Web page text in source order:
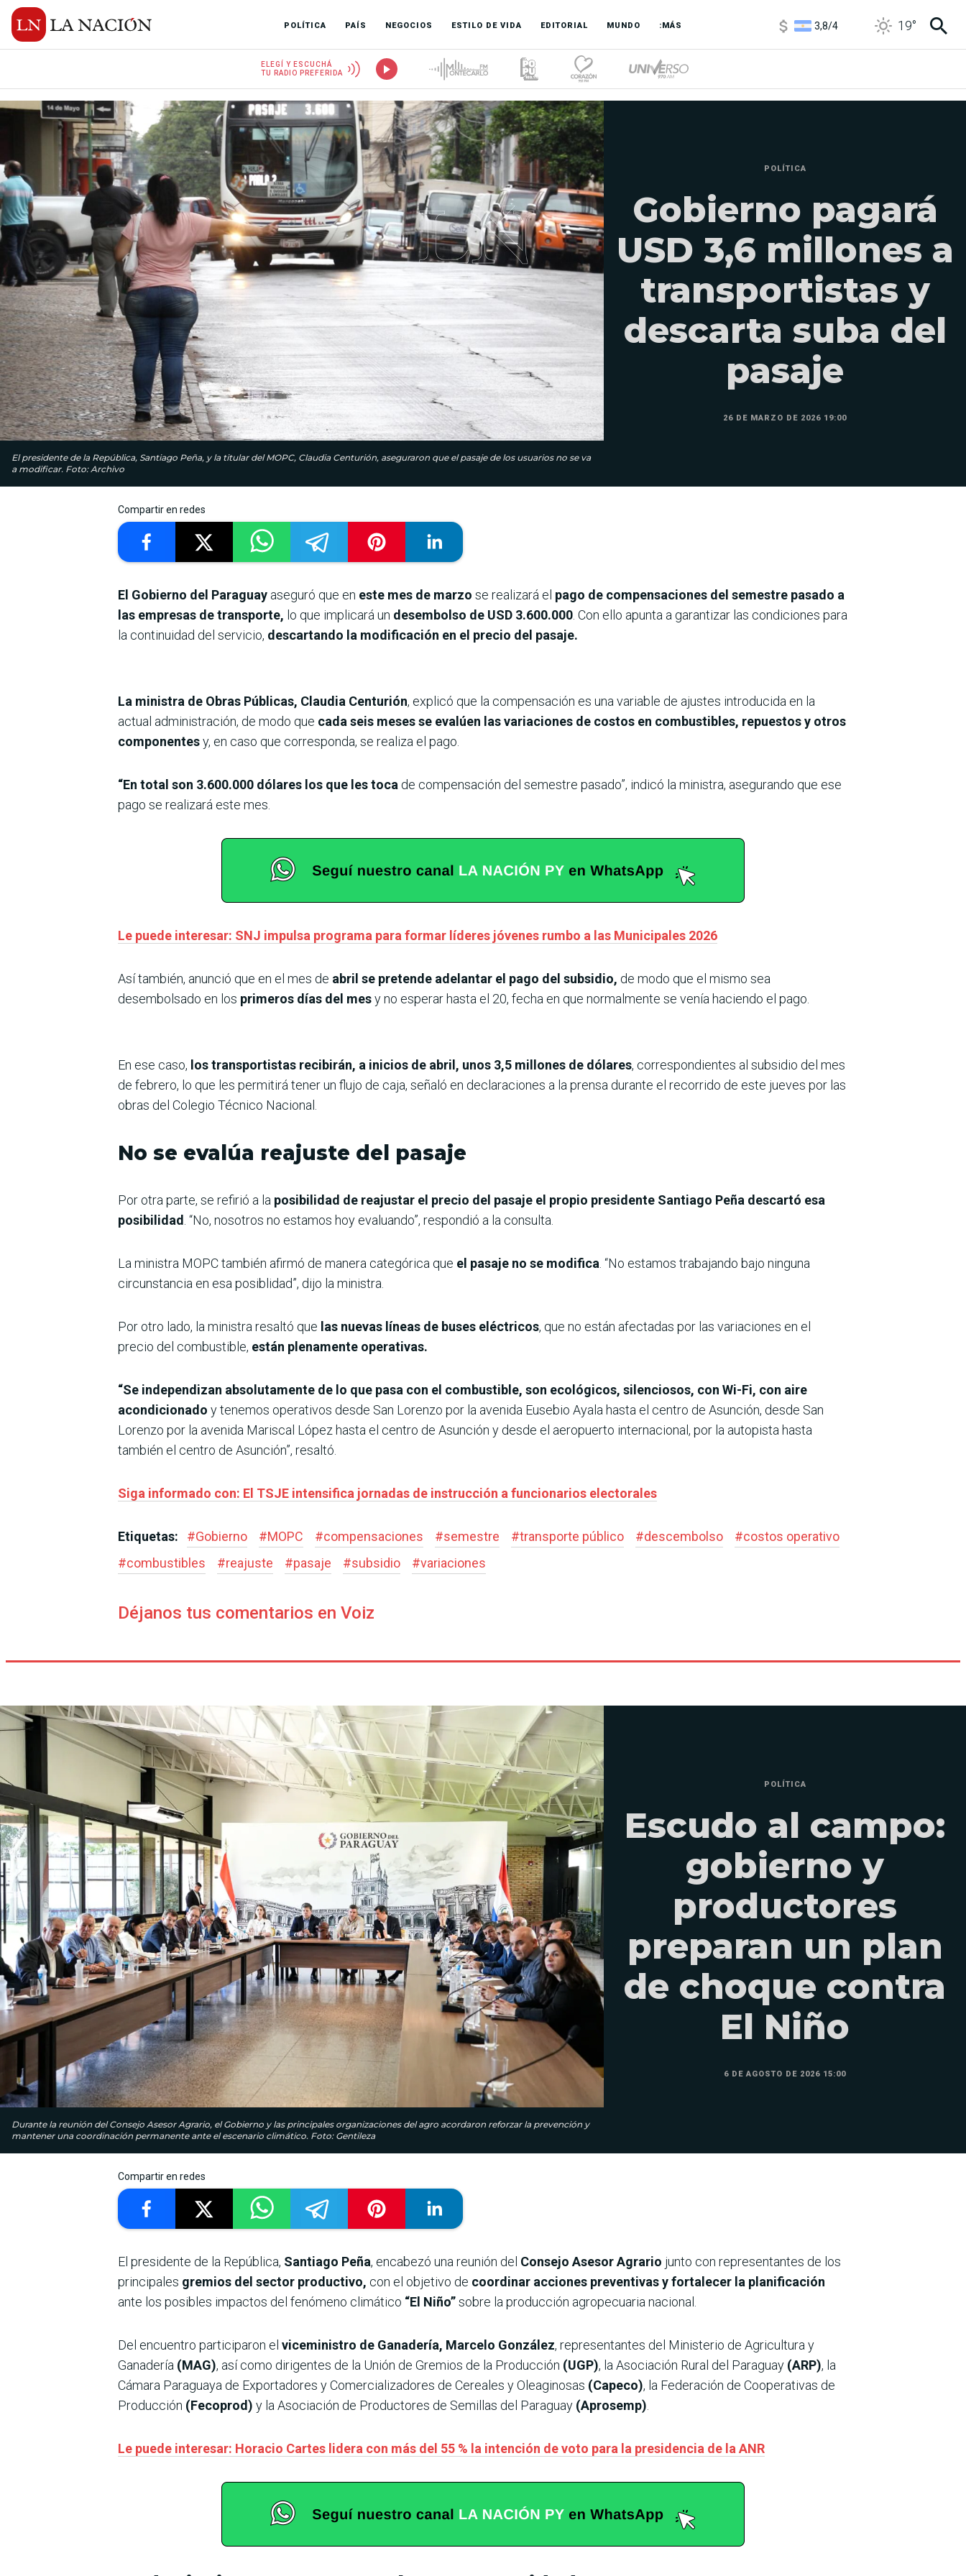
POLÍTICA PAÍS NEGOCIOS ESTILO DE VIDA EDITORIAL MUNDO :MÁS
6850/ 19°
ELEGÍ Y ESCUCHÁ
TU RADIO PREFERIDA
El presidente de la República, Santiago Peña, y la titular del MOPC, Claudia Centurión, aseguraron que el pasaje de los usuarios no se va
a modificar. Foto: Archivo
POLÍTICA
Gobierno pagará
USD 3,6 millones a
transportistas y
descarta suba del
pasaje
26 DE MARZO DE 2026 19:00
Compartir en redes
El Gobierno del Paraguay aseguró que en este mes de marzo se realizará el pago de compensaciones del semestre pasado a
las empresas de transporte, lo que implicará un desembolso de USD 3.600.000 . Con ello apunta a garantizar las condiciones para
la continuidad del servicio, descartando la modificación en el precio del pasaje.
La ministra de Obras Públicas, Claudia Centurión, explicó que la compensación es una variable de ajustes introducida en la
actual administración, de modo que cada seis meses se evalúen las variaciones de costos en combustibles, repuestos y otros
componentesy, en caso que corresponda, se realiza el pago.
“En total son 3.600.000 dólares los que les toca de compensación del semestre pasado”, indicó la ministra, asegurando que ese
pago se realizará este mes.
Le puede interesar: SNJ impulsa programa para formar líderes jóvenes rumbo a las Municipales 2026
Así también, anunció que en el mes de abril se pretende adelantar el pago del subsidio, de modo que el mismo sea
desembolsado en los primeros días del mesy no esperar hasta el 20, fecha en que normalmente se venía haciendo el pago.
En ese caso, los transportistas recibirán, a inicios de abril, unos 3,5 millones de dólares, correspondientes al subsidio del mes
de febrero, lo que les permitirá tener un flujo de caja, señaló en declaraciones a la prensa durante el recorrido de este jueves por las
obras del Colegio Técnico Nacional.
No se evalúa reajuste del pasaje
Por otra parte, se refirió a la posibilidad de reajustar el precio del pasaje el propio presidente Santiago Peña descartó esa
posibilidad . “No, nosotros no estamos hoy evaluando”, respondió a la consulta.
La ministra MOPC también afirmó de manera categórica que el pasaje no se modifica . “No estamos trabajando bajo ninguna
circunstancia en esa posiblidad”, dijo la ministra.
Por otro lado, la ministra resaltó que las nuevas líneas de buses eléctricos, que no están afectadas por las variaciones en el
precio del combustible, están plenamente operativas.
“Se independizan absolutamente de lo que pasa con el combustible, son ecológicos, silenciosos, con Wi-Fi, con aire
acondicionado y tenemos operativos desde San Lorenzo por la avenida Eusebio Ayala hasta el centro de Asunción, desde San
Lorenzo por la avenida Mariscal López hasta el centro de Asunción y desde el aeropuerto internacional, por la autopista hasta
también el centro de Asunción”, resaltó.
Siga informado con: El TSJE intensifica jornadas de instrucción a funcionarios electorales
Etiquetas: #Gobierno #MOPC #compensaciones #semestre #transporte público #descembolso #costos operativo
#combustibles #reajuste #pasaje #subsidio #variaciones
Déjanos tus comentarios en Voiz
Durante la reunión del Consejo Asesor Agrario, el Gobierno y las principales organizaciones del agro acordaron reforzar la prevención y
mantener una coordinación permanente ante el escenario climático. Foto: Gentileza
POLÍTICA
Escudo al campo:
gobierno y
productores
preparan un plan
de choque contra
El Niño
6 DE AGOSTO DE 2026 15:00
Compartir en redes
El presidente de la República, Santiago Peña, encabezó una reunión del Consejo Asesor Agrario junto con representantes de los
principales gremios del sector productivo, con el objetivo de coordinar acciones preventivas y fortalecer la planificación
ante los posibles impactos del fenómeno climático “El Niño”sobre la producción agropecuaria nacional.
Del encuentro participaron el viceministro de Ganadería, Marcelo González, representantes del Ministerio de Agricultura y
Ganadería (MAG), así como dirigentes de la Unión de Gremios de la Producción (UGP), la Asociación Rural del Paraguay (ARP), la
Cámara Paraguaya de Exportadores y Comercializadores de Cereales y Oleaginosas (Capeco), la Federación de Cooperativas de
Producción (Fecoprod) y la Asociación de Productores de Semillas del Paraguay (Aprosemp).
Le puede interesar: Horacio Cartes lidera con más del 55 % la intención de voto para la presidencia de la ANR